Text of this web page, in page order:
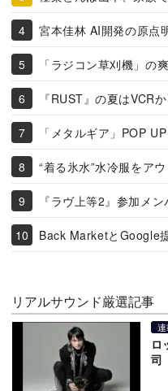
宮本佳林 AI開発の原点
「ラジコン草刈機」の
『RUST』の夏はVCR
「メタルギア」POP
“着る氷水”水冷服をア
『ラヴ上等2』参加メ
Back MarketとGoogle
リアルサウンド厳選記事
ロ
司